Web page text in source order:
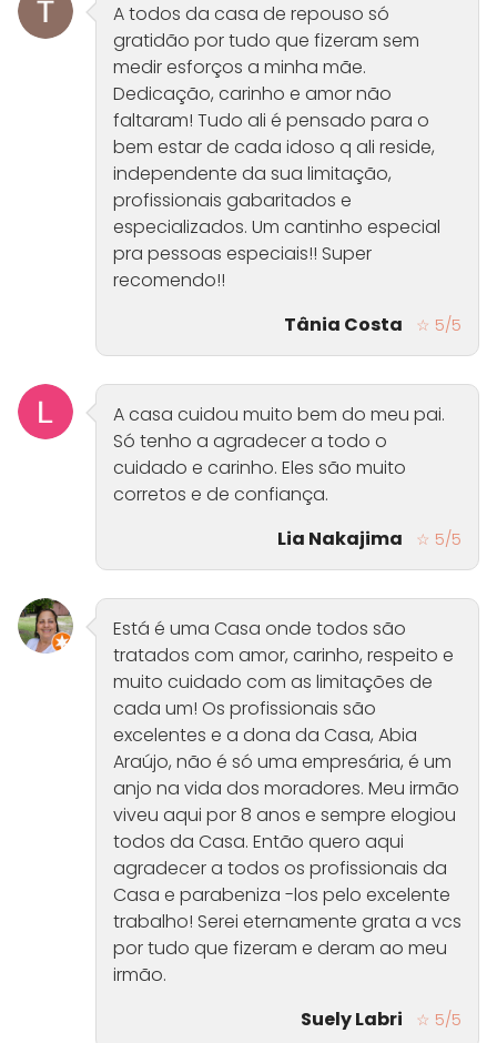
A todos da casa de repouso só
gratidão por tudo que fizeram sem
medir esforços a minha mãe.
Dedicação, carinho e amor não
faltaram! Tudo ali é pensado para o
bem estar de cada idoso q ali reside,
independente da sua limitação,
profissionais gabaritados e
especializados. Um cantinho especial
pra pessoas especiais!! Super
recomendo!!
Tânia Costa
☆ 5/5
A casa cuidou muito bem do meu pai.
Só tenho a agradecer a todo o
cuidado e carinho. Eles são muito
corretos e de confiança.
Lia Nakajima
☆ 5/5
Está é uma Casa onde todos são
tratados com amor, carinho, respeito e
muito cuidado com as limitações de
cada um! Os profissionais são
excelentes e a dona da Casa, Abia
Araújo, não é só uma empresária, é um
anjo na vida dos moradores. Meu irmão
viveu aqui por 8 anos e sempre elogiou
todos da Casa. Então quero aqui
agradecer a todos os profissionais da
Casa e parabeniza -los pelo excelente
trabalho! Serei eternamente grata a vcs
por tudo que fizeram e deram ao meu
irmão.
Suely Labri
☆ 5/5